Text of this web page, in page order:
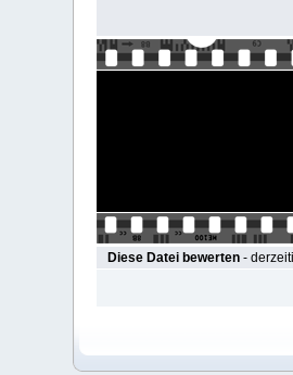
Diese Datei bewerten-